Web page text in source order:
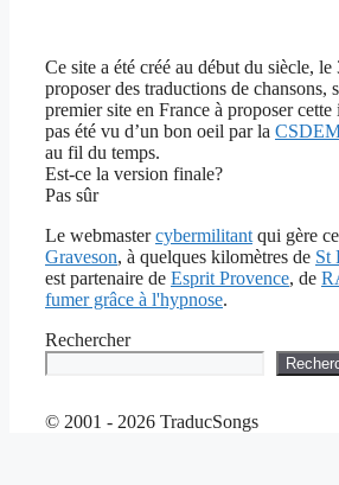
Ce site a été créé au début du siècle,
proposer des traductions de chansons,
premier site en France à proposer cette
pas été vu d’un bon oeil par la
au fil du temps.
Est-ce la version finale?
Pas sûr
Le webmastercybermilitant qui gère
Graveson, à quelques kilomètres de St
est partenaire de Esprit Provence, de
fumer grâce à l'hypnose.
Rechercher
© 2001 - 2026 TraducSongs